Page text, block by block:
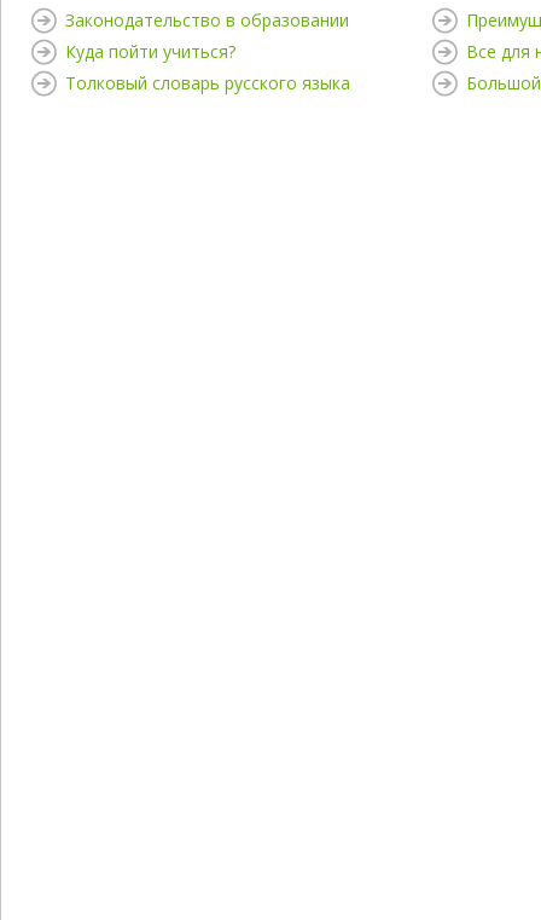
Законодательство в образовании
Куда пойти учиться?
Толковый словарь русского языка
Все для
Большой